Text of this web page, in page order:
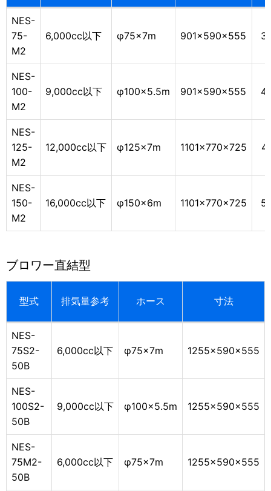
NES-
75-
M2
6,000cc以下 φ75×7m 901×590×555
NES-
100-
M2
9,000cc以下 φ100×5.5m 901×590×555
NES-
125-
M2
12,000cc以下 φ125×7m 1101×770×725
NES-
150-
M2
16,000cc以下 φ150×6m 1101×770×725
ブロワー直結型
型式 排気量参考 ホース 寸法
NES-
75S2-
50B
6,000cc以下 φ75×7m 1255×590×555
NES-
100S2-
50B
9,000cc以下 φ100×5.5m 1255×590×555
NES-
75M2-
50B
6,000cc以下 φ75×7m 1255×590×555